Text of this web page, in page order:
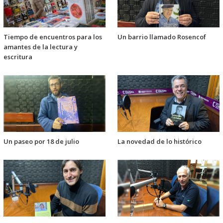
Tiempo de encuentros para los
amantes de la lectura y
escritura
Un barrio llamado Rosencof
Un paseo por 18 de julio La novedad de lo histórico